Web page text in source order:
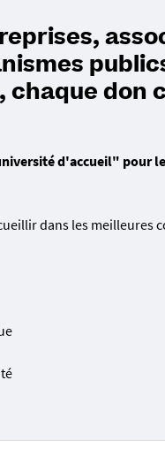
chaque don
d'accueil" pour
dans les meilleures